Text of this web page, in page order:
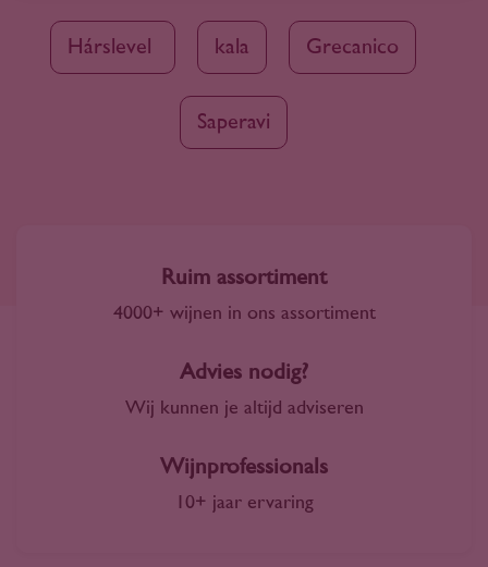
Hárslevelű kala Grecanico
Saperavi
Ruim assortiment
4000+ wijnen in ons assortiment
Advies nodig?
Wij kunnen je altijd adviseren
Wijnprofessionals
10+ jaar ervaring